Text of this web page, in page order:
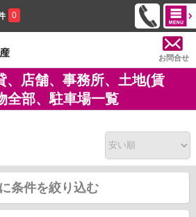
0
お問合せ
、店舗、事務所、土地(賃
全部、駐車場一覧
条件を絞り込む